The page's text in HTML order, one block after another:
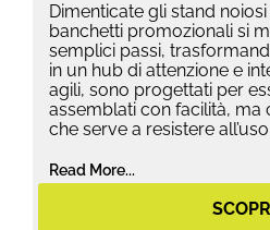
Dimenticate gli stand
banchetti promozionali si
semplici passi,
in un hub di attenzione e
agili, sono progettati per
assemblati con facilità, ma
che serve a resistere
Read More...
SCOPRI